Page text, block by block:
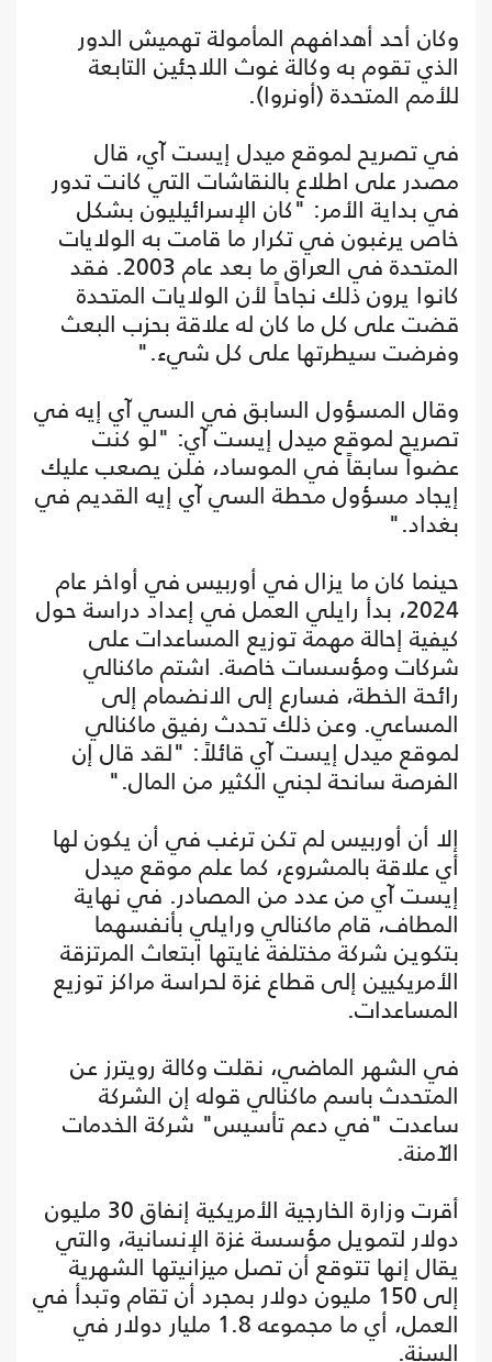
وكان أحد أهدافهم المأمولة تهميش الدور
الذي تقوم به وكالة غوث اللاجئين التابعة
للأمم المتحدة (أونروا).
في تصريح لموقع ميدل إيست آي، قال
مصدر على اطلاع بالنقاشات التي كانت تدور
في بداية الأمر: "كان الإسرائيليون بشكل
خاص يرغبون في تكرار ما قامت به الولايات
المتحدة في العراق ما بعد عام 2003. فقد
كانوا يرون ذلك نجاحاً لأن الولايات المتحدة
قضت على كل ما كان له علاقة بحزب البعث
وفرضت سيطرتها على كل شيء."
وقال المسؤول السابق في السي آي إيه في
تصريح لموقع ميدل إيست آي: "لو كنت
عضواً سابقاً في الموساد، فلن يصعب عليك
إيجاد مسؤول محطة السي آي إيه القديم في
بغداد."
حينما كان ما يزال في أوربيس في أواخر عام
2024، بدأ رايلي العمل في إعداد دراسة حول
كيفية إحالة مهمة توزيع المساعدات على
شركات ومؤسسات خاصة. اشتم ماكنالي
رائحة الخطة، فسارع إلى الانضمام إلى
المساعي. وعن ذلك تحدث رفيق ماكنالي
لموقع ميدل إيست آي قائلاً: "لقد قال إن
الفرصة سانحة لجني الكثير من المال."
إلا أن أوربيس لم تكن ترغب في أن يكون لها
أي علاقة بالمشروع، كما علم موقع ميدل
إيست آي من عدد من المصادر. في نهاية
المطاف، قام ماكنالي ورايلي بأنفسهما
بتكوين شركة مختلفة غايتها ابتعاث المرتزقة
الأمريكيين إلى قطاع غزة لحراسة مراكز توزيع
المساعدات.
في الشهر الماضي، نقلت وكالة رويترز عن
المتحدث باسم ماكنالي قوله إن الشركة
ساعدت "في دعم تأسيس" شركة الخدمات
الآمنة.
أقرت وزارة الخارجية الأمريكية إنفاق 30 مليون
دولار لتمويل مؤسسة غزة الإنسانية، والتي
يقال إنها تتوقع أن تصل ميزانيتها الشهرية
إلى 150 مليون دولار بمجرد أن تقام وتبدأ في
العمل، أي ما مجموعه 1.8 مليار دولار في
السنة.